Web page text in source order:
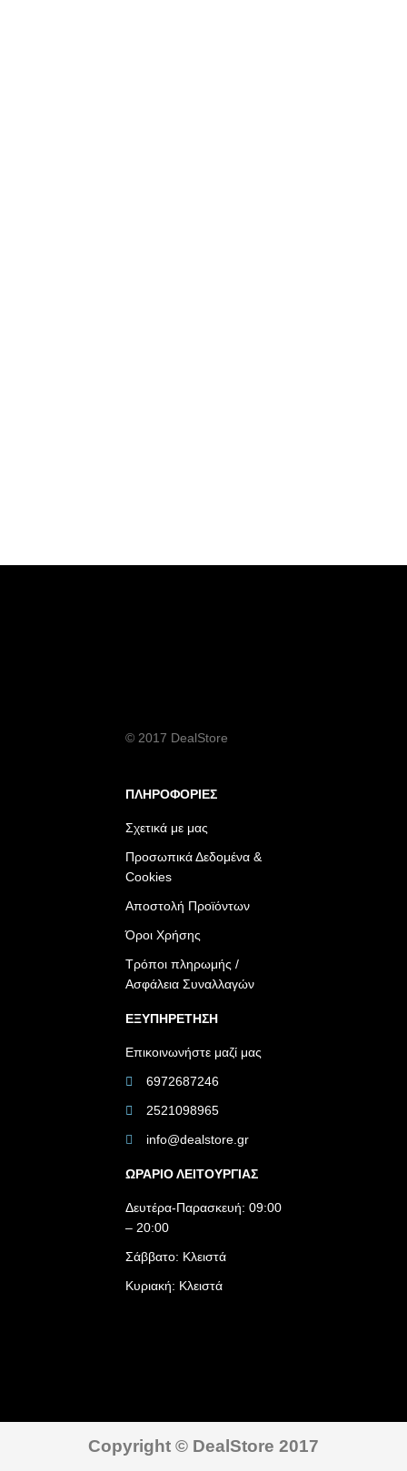
© 2017 DealStore
ΠΛΗΡΟΦΟΡΙΕΣ
Σχετικά με μας
Προσωπικά Δεδομένα &
Cookies
Αποστολή Προϊόντων
Όροι Χρήσης
Τρόποι πληρωμής /
Ασφάλεια Συναλλαγών
ΕΞΥΠΗΡΕΤΗΣΗ
Επικοινωνήστε μαζί μας
6972687246
2521098965
info@dealstore.gr
ΩΡΑΡΙΟ ΛΕΙΤΟΥΡΓΙΑΣ​
Δευτέρα-Παρασκευή: 09:00
– 20:00
Σάββατο: Κλειστά
Κυριακή: Κλειστά
Copyright © DealStore 2017